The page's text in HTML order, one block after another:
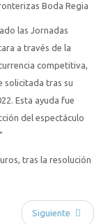
Boda Regia
las Jornadas
a través de la
competitiva,
solicitada tras su
Esta ayuda fue
del espectáculo
tras la resolución
Siguiente